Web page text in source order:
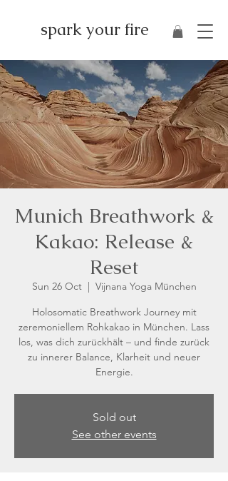
spark your fire
Munich Breathwork &
Kakao: Release &
Reset
Sun 26 Oct
  |
Vijnana Yoga München
Holosomatic Breathwork Journey mit
zeremoniellem Rohkakao in München. Lass
los, was dich zurückhält – und finde zurück
zu innerer Balance, Klarheit und neuer
Energie.
Sold out
See other events